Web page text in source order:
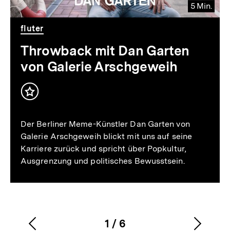
5 Min.
Video
Dauer
5
Min.
fluter
Throwback mit Dan Garten
von Galerie Arschgeweih
Inhalt
Der Berliner Meme-Künstler Dan Garten von
Galerie Arschgeweih blickt mit uns auf seine
Karriere zurück und spricht über Popkultur,
Ausgrenzung und politisches Bewusstsein.
Karussellinhalt
1
von
/ 6
Vorherigen